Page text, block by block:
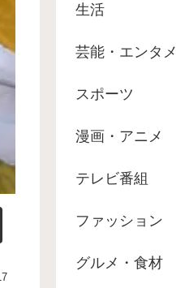
生活
芸能・エンタメ
スポーツ
漫画・アニメ
テレビ番組
ファッション
グルメ・食材